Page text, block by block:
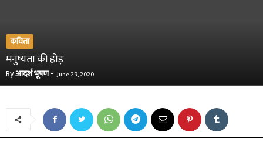
कविता
मनुष्यता की होड़
Byआदर्श भूषण- June 29, 2020